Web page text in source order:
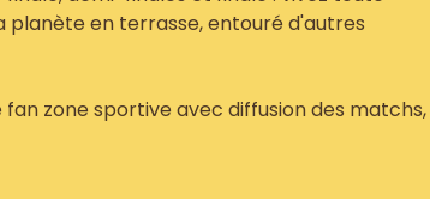
en terrasse, entouré d'autres
zone sportive avec diffusion des matchs,